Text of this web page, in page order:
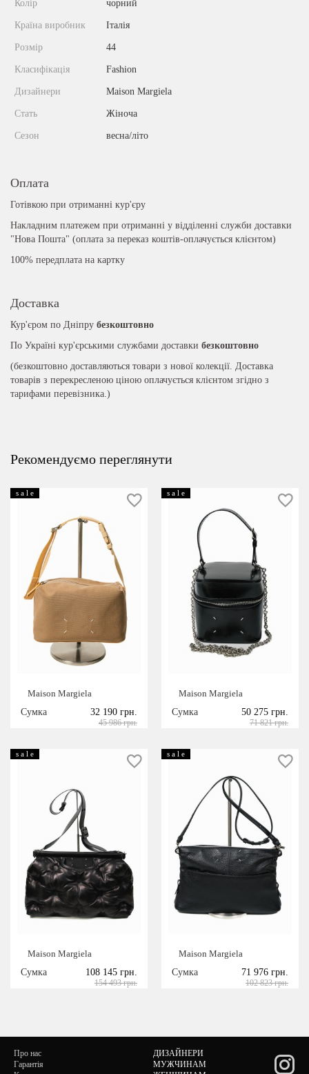
Колір чорний
Країна виробник Італія
Розмір 44
Класифікація Fashion
Дизайнери Maison Margiela
Стать Жіноча
Сезон весна/літо
Оплата
Готівкою при отриманні кур'єру
Накладним платежем при отриманні у відділенні служби доставки
"Нова Пошта" (оплата за переказ коштів-оплачується клієнтом)
100% передплата на картку
Доставка
Кур'єром по Дніпру безкоштовно
По Україні кур'єрськими службами доставки безкоштовно
(безкоштовно доставляються товари з нової колекції. Доставка
товарів з перекресленою ціною оплачується клієнтом згідно з
тарифами перевізника.)
Рекомендуємо переглянути
s a l e
Maison Margiela
Сумка
32 190 грн.
45 986 грн.
s a l e
Maison Margiela
Сумка
50 275 грн.
71 821 грн.
s a l e
Maison Margiela
Сумка
108 145 грн.
154 493 грн.
s a l e
Maison Margiela
Сумка
71 976 грн.
102 823 грн.
Про нас
Гарантія
ДИЗАЙНЕРИ
МУЖЧИНАМ